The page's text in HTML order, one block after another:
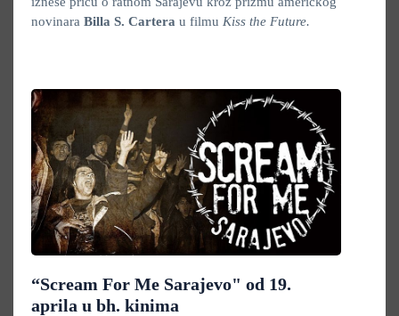
novinara Billa S. Cartera u filmu Kiss the Future.
“Scream For Me Sarajevo" od 19.
aprila u bh. kinima